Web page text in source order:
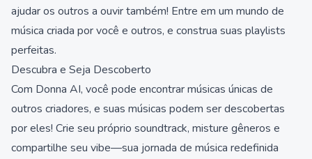
ajudar os outros a ouvir também! Entre em um mundo de
música criada por você e outros, e construa suas playlists
perfeitas.
Descubra e Seja Descoberto
Com Donna AI, você pode encontrar músicas únicas de
outros criadores, e suas músicas podem ser descobertas
por eles! Crie seu próprio soundtrack, misture gêneros e
compartilhe seu vibe—sua jornada de música redefinida